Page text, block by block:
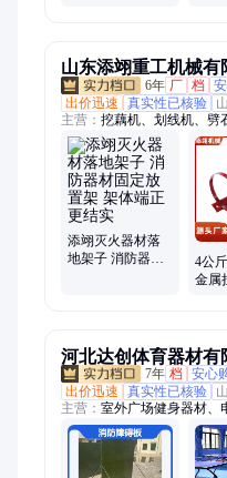
山东添翊重工机械有
6年 厂 档
出价迅速
真实性已核验
主营： 挖藕机、划线机、劈
机、铁水包、铜水包、凿岩
播种机、高倍数泡沫机、钢
机、开槽机、矿车、调度绞
添翊灭火器材落
地架子 消防器材
4公
金属
河北达创体育器材有
7年 档 安心
出价迅速
真实性已核验
主营： 室外广场健身器材、
网、特警五项障碍器材、球
道铺设、小区学校幼儿园
草、车间厂房环氧地坪、